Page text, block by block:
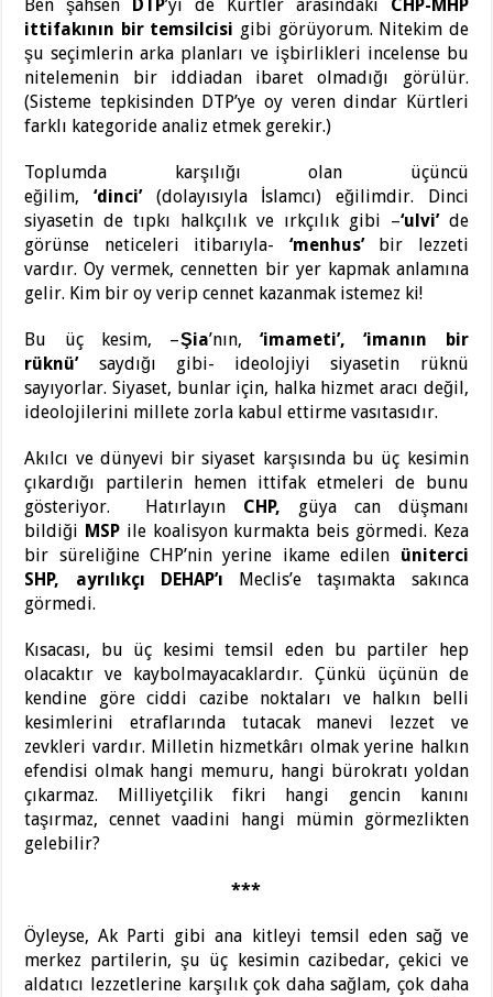
Ben şahsen DTP’yi de Kürtler arasındaki CHP-MHP
ittifakının bir temsilcisi gibi görüyorum. Nitekim de
şu seçimlerin arka planları ve işbirlikleri incelense bu
nitelemenin bir iddiadan ibaret olmadığı görülür.
(Sisteme tepkisinden DTP’ye oy veren dindar Kürtleri
farklı kategoride analiz etmek gerekir.)
Toplumda karşılığı olan üçüncü
eğilim, ‘dinci’(dolayısıyla İslamcı) eğilimdir. Dinci
siyasetin de tıpkı halkçılık ve ırkçılık gibi –‘ulvi’de
görünse neticeleri itibarıyla- ‘menhus’bir lezzeti
vardır. Oy vermek, cennetten bir yer kapmak anlamına
gelir. Kim bir oy verip cennet kazanmak istemez ki!
Bu üç kesim, –Şia’nın, ‘imameti’,
‘imanın bir
rüknü’saydığı gibi- ideolojiyi siyasetin rüknü
sayıyorlar. Siyaset, bunlar için, halka hizmet aracı değil,
ideolojilerini millete zorla kabul ettirme vasıtasıdır.
Akılcı ve dünyevi bir siyaset karşısında bu üç kesimin
çıkardığı partilerin hemen ittifak etmeleri de bunu
gösteriyor. Hatırlayın CHP, güya can düşmanı
bildiği MSP ile koalisyon kurmakta beis görmedi. Keza
bir süreliğine CHP’nin yerine ikame edilen üniterci
SHP, ayrılıkçı DEHAP’ı
Meclis’e taşımakta sakınca
görmedi.
Kısacası, bu üç kesimi temsil eden bu partiler hep
olacaktır ve kaybolmayacaklardır. Çünkü üçünün de
kendine göre ciddi cazibe noktaları ve halkın belli
kesimlerini etraflarında tutacak manevi lezzet ve
zevkleri vardır. Milletin hizmetkârı olmak yerine halkın
efendisi olmak hangi memuru, hangi bürokratı yoldan
çıkarmaz. Milliyetçilik fikri hangi gencin kanını
taşırmaz, cennet vaadini hangi mümin görmezlikten
gelebilir?
***
Öyleyse, Ak Parti gibi ana kitleyi temsil eden sağ ve
merkez partilerin, şu üç kesimin cazibedar, çekici ve
aldatıcı lezzetlerine karşılık çok daha sağlam, çok daha